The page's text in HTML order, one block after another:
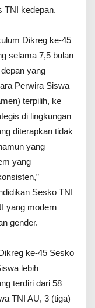
TNI kedepan.
Dikreg ke-45
selama 7,5 bulan
yang
Perwira Siswa
terpilih, ke
di lingkungan
diterapkan tidak
yang
yang
Sesko TNI
yang modern
gender.
ke-45 Sesko
lebih
terdiri dari 58
TNI AU, 3 (tiga)